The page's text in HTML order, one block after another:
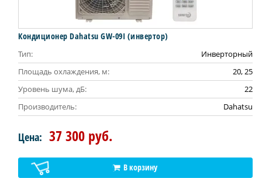
Кондиционер Dahatsu GW-09I (инвертор)
Тип:
Инверторный
Площадь охлаждения, м:
20, 25
Уровень шума, дБ:
22
Производитель:
Dahatsu
Цена: 37 300 руб.
В корзину